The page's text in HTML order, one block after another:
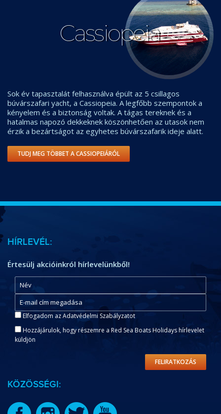
Cassiopeia
Sok év tapasztalát felhasználva épült az 5 csillagos
búvárszafari yacht, a Cassiopeia. A legfőbb szempontok a
kényelem és a biztonság voltak. A tágas tereknek és a
hatalmas napozó dekkeknek köszönhetően az utasok nem
érzik a bezártságot az egyhetes búvárszafarik ideje alatt.
TUDJ MEG TÖBBET A CASSIOPEIÁRÓL
HÍRLEVÉL:
Értesülj akcióinkról hírlevelünkből!
Elfogadom az Adatvédelmi Szabályzatot
Hozzájárulok, hogy részemre a Red Sea Boats Holidays hírlevelet
küldjön
FELIRATKOZÁS
KÖZÖSSÉGI: